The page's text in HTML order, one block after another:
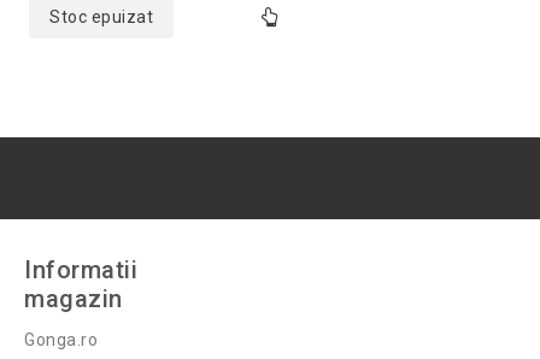
Stoc epuizat
Informatii
magazin
Gonga.ro